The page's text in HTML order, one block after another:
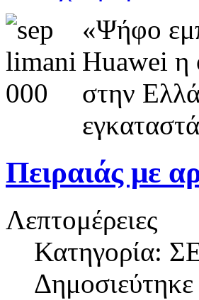
«Ψήφο
Huawei η
στην
Πειραιάς με
Λεπτομέρειες
Κατηγορία:
Δημοσιεύτηκε